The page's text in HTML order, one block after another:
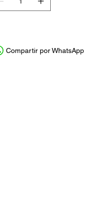
Compartir por WhatsApp